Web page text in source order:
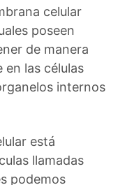
celular
poseen
de manera
las células
internos
está
llamadas
podemos